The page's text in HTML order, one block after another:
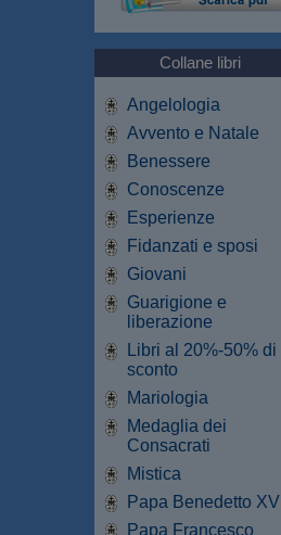
Collane libri
Angelologia
Avvento e Natale
Benessere
Conoscenze
Esperienze
Fidanzati e sposi
Giovani
Guarigione e
liberazione
Libri al 20%-50% di
sconto
Mariologia
Medaglia dei
Consacrati
Mistica
Papa Benedetto XVI
Papa Francesco